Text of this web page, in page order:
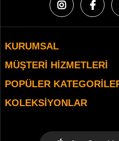
KURUMSAL
MÜŞTERI HIZMETLERI
POPÜLER
KOLEKSIYONLAR